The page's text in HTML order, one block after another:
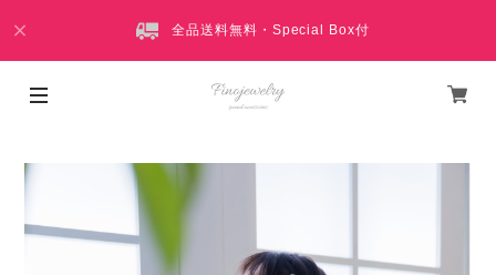
全品送料無料・Special Box付